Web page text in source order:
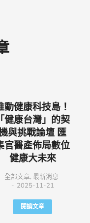
動健康科技島！
「健康台灣」的契
與挑戰論壇 匯
官醫產佈局數位
健康大未來
全部文章, 最新消息
2025-11-21
閱讀文章